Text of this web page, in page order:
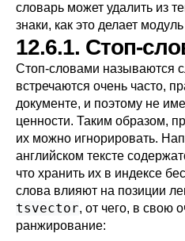
словарь может удалить из
знаки, как это делает модуль
12.6.1. Стоп-
Стоп-словами называются
встречаются очень часто,
документе, и поэтому не
ценности. Таким образом,
их можно игнорировать.
английском тексте
что хранить их в индексе
слова влияют на позиции
tsvector, от чего, в свою
ранжирование: